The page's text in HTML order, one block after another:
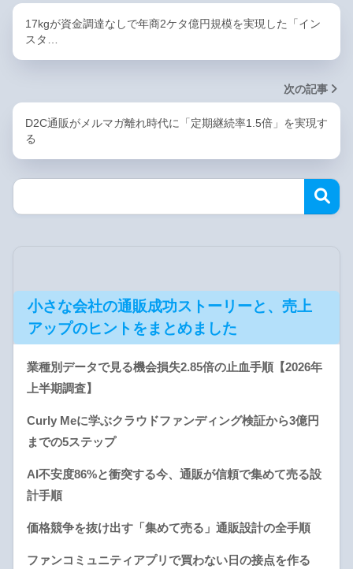
17kgが資金調達なしで年商2ケタ億円規模を実現した「イン
スタ…
次の記事
D2C通販がメルマガ離れ時代に「定期継続率1.5倍」を実現す
る
小さな会社の通販成功ストーリーと、売上
アップのヒントをまとめました
業種別データで見る機会損失2.85倍の止血手順【2026年
上半期調査】
Curly Meに学ぶクラウドファンディング検証から3億円
までの5ステップ
AI不安度86%と衝突する今、通販が信頼で集めて売る設
計手順
価格競争を抜け出す「集めて売る」通販設計の全手順
ファンコミュニティアプリで買わない日の接点を作る